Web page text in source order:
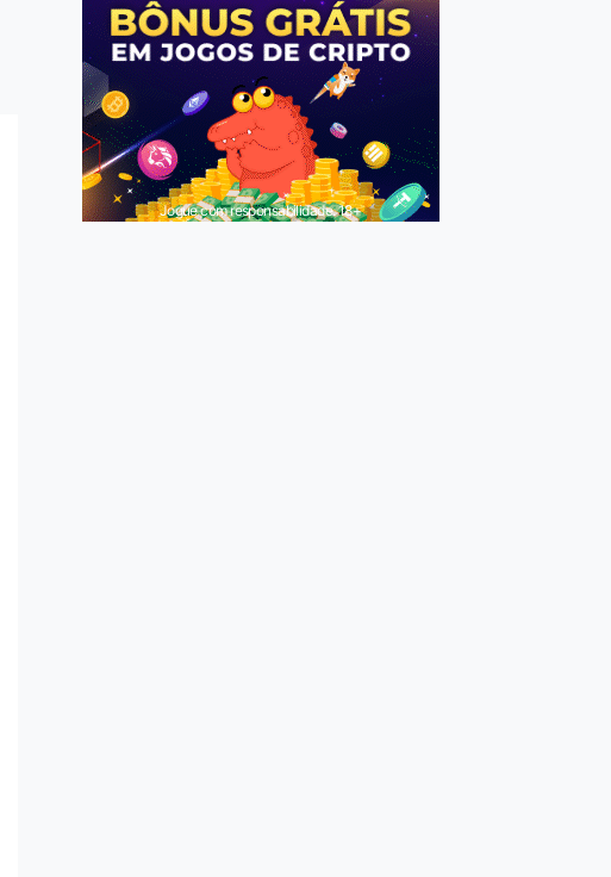
Jogue com responsabilidade. 18+